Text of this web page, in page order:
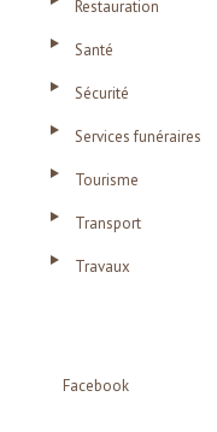
Restauration
Santé
Sécurité
Services funéraires
Tourisme
Transport
Travaux
Facebook